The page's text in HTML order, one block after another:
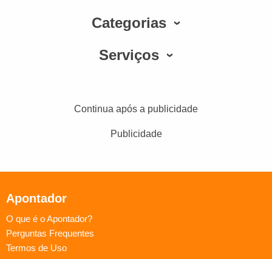
Categorias
Serviços
Continua após a publicidade
Publicidade
Apontador
O que é o Apontador?
Perguntas Frequentes
Termos de Uso